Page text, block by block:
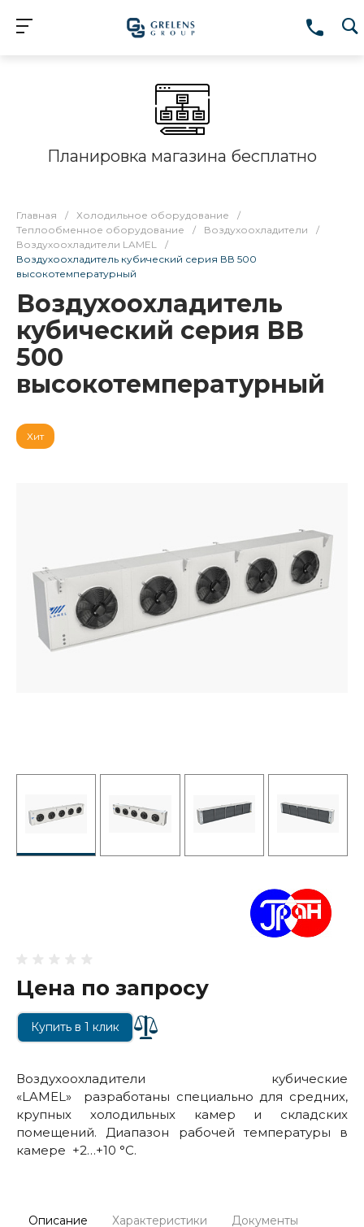
Планировка магазина бесплатно
Главная / Холодильное оборудование
/
Теплообменное оборудование
/ Воздухоохладители
/
Воздухоохладители LAMEL
/
Воздухоохладитель кубический серия ВВ 500
высокотемпературный
Воздухоохладитель
кубический серия ВВ
500
высокотемпературный
Хит
Цена по запросу
Купить в 1 клик
Воздухоохладители кубические
«LAMEL» разработаны специально для средних,
крупных холодильных камер и складских
помещений. Диапазон рабочей температуры в
камере +2…+10 °С.
Описание Характеристики Документы